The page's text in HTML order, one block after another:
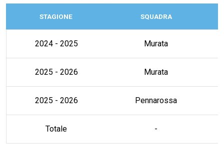
STAGIONE SQUADRA
2024 - 2025 Murata
2025 - 2026 Murata
2025 - 2026 Pennarossa
Totale -